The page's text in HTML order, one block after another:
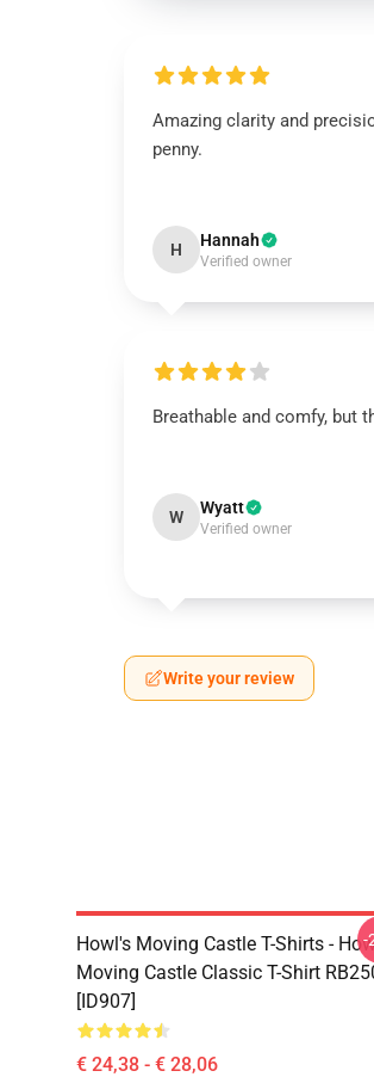
Amazing clarity and
penny.
H Hannah
Verified owner
Breathable and comfy, but
W Wyatt
Verified owner
Write your review
Howl's Moving Castle T-Shirts -
Moving Castle Classic T-Shirt
[ID907]
€ 24,38 - € 28,06
-